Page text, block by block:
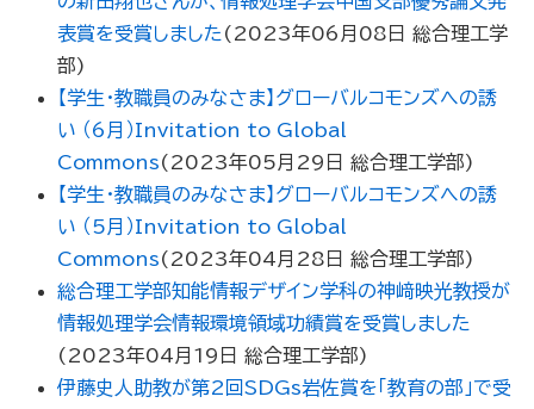
表賞を受賞しました ( 2023年06月08日 総合理工学
部)
【学生・教職員のみなさま】グローバルコモンズへの誘
い （6月）Invitation to Global
Commons( 2023年05月29日 総合理工学部)
【学生・教職員のみなさま】グローバルコモンズへの誘
い （5月）Invitation to Global
Commons( 2023年04月28日 総合理工学部)
総合理工学部知能情報デザイン学科の神﨑映光教授が
情報処理学会情報環境領域功績賞を受賞しました
( 2023年04月19日 総合理工学部)
伊藤史人助教が第2回SDGs岩佐賞を「教育の部」で受